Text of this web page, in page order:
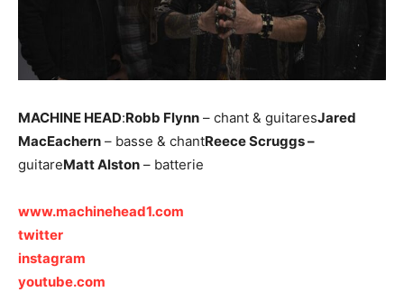
MACHINE HEAD:Robb Flynn – chant & guitaresJared
MacEachern – basse & chantReece Scruggs –
guitareMatt Alston – batterie
www.machinehead1.com
twitter
instagram
youtube.com